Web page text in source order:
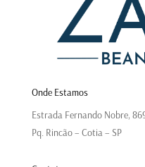
Onde Estamos
Estrada Fernando Nobre,
Pq. Rincão – Cotia – SP